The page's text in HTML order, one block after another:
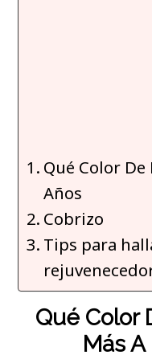
Qué Color De
Años
Cobrizo
Tips para
Qué Color
Más